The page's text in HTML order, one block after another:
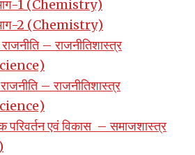
भाग-1 (Chemistry)
भाग-2 (Chemistry)
– राजनीतिशास्त्र
– राजनीतिशास्त्र
परिवर्तन एवं विकास – समाजशास्त्र